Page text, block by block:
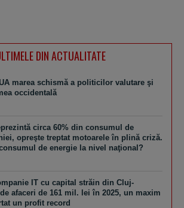
DIN ACTUALITATE
marea schismă a politicilor valutare şi
occidentală
circa 60% din consumul de
opreşte treptat motoarele în plină criză.
de energie la nivel naţional?
IT cu capital străin din Cluj-
afaceri de 161 mil. lei în 2025, un maxim
un profit record